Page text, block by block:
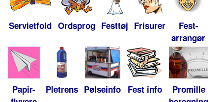
Servietfold Ordsprog Festtøj Frisurer
Fest-
arrangør
Papir-
Pletrens Pølseinfo Fest info
Promille